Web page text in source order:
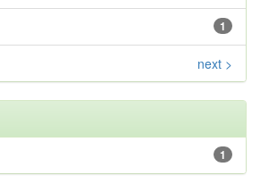
1
next >
1